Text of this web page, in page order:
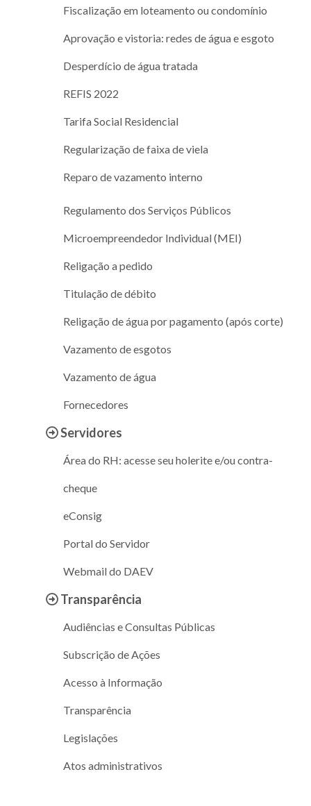
Fiscalização em loteamento ou condomínio
Aprovação e vistoria: redes de água e esgoto
Desperdício de água tratada
REFIS 2022
Tarifa Social Residencial
Regularização de faixa de viela
Reparo de vazamento interno
Regulamento dos Serviços Públicos
Microempreendedor Individual (MEI)
Religação a pedido
Titulação de débito
Religação de água por pagamento (após corte)
Vazamento de esgotos
Vazamento de água
Fornecedores
Servidores
Área do RH: acesse seu holerite e/ou contra-
cheque
eConsig
Portal do Servidor
Webmail do DAEV
Transparência
Audiências e Consultas Públicas
Subscrição de Ações
Acesso à Informação
Transparência
Legislações
Atos administrativos